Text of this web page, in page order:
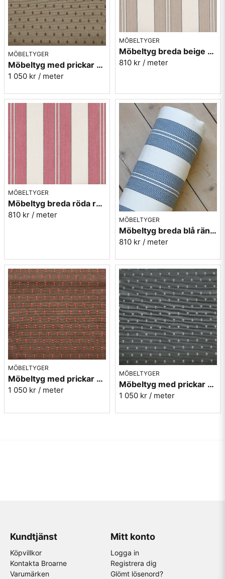
MÖBELTYGER
Möbeltyg med prickar - Plus nr.01 beige
1 050 kr / meter
MÖBELTYGER
Möbeltyg breda beige ränder - Veranda nr.85
810 kr / meter
MÖBELTYGER
Möbeltyg breda röda ränder - Veranda nr.31
810 kr / meter
MÖBELTYGER
Möbeltyg breda blå ränder - Veranda nr.54
810 kr / meter
MÖBELTYGER
Möbeltyg med prickar - Plus nr.80 brun
1 050 kr / meter
MÖBELTYGER
Möbeltyg med prickar - Plus nr.90 grå
1 050 kr / meter
Kundtjänst
Köpvillkor
Kontakta Broarne
Varumärken
Mitt konto
Logga in
Registrera dig
Glömt lösenord?